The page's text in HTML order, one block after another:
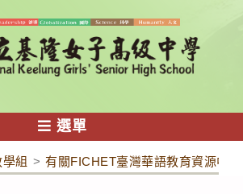
選單
組 > 有關FICHET臺灣華語教育資源中